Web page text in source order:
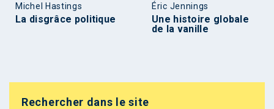
Michel Hastings
La disgrâce politique
Éric Jennings
Une histoire globale
de la vanille
Rechercher dans le site